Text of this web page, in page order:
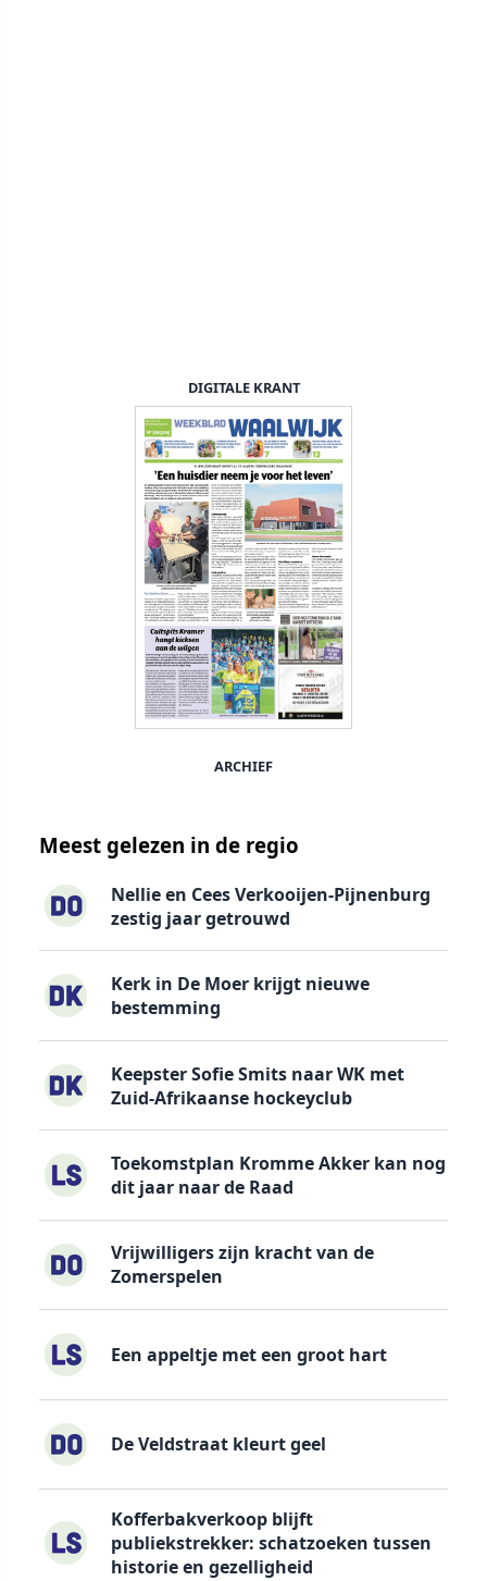
DIGITALE KRANT
ARCHIEF
Meest gelezen in de regio
Nellie en Cees Verkooijen-Pijnenburg
zestig jaar getrouwd
Kerk in De Moer krijgt nieuwe
bestemming
Keepster Sofie Smits naar WK met
Zuid-Afrikaanse hockeyclub
Toekomstplan Kromme Akker kan nog
dit jaar naar de Raad
Vrijwilligers zijn kracht van de
Zomerspelen
Een appeltje met een groot hart
De Veldstraat kleurt geel
Kofferbakverkoop blijft
publiekstrekker: schatzoeken tussen
historie en gezelligheid